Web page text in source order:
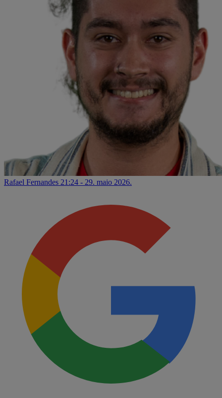
Rafael Fernandes 21:24 - 29. maio 2026.